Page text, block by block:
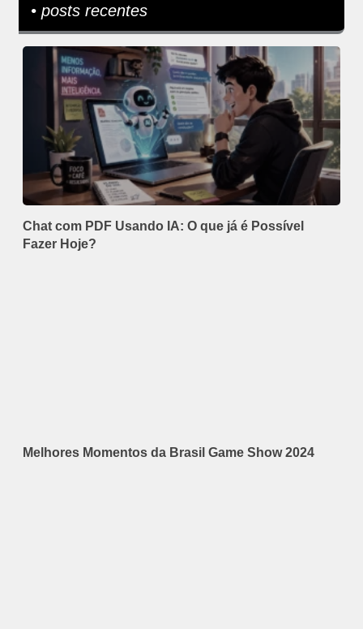
• posts recentes
Chat com PDF Usando IA: O que já é Possível
Fazer Hoje?
Melhores Momentos da Brasil Game Show 2024